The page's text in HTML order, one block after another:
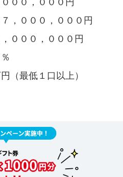
，０００，０００円
０００，０００円
（最低１口以上）